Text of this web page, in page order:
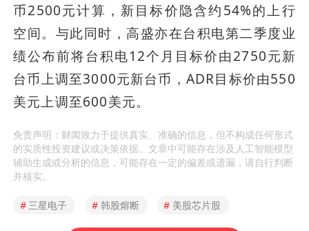
币2500元计算，新目标价隐含约54%的上行
空间。与此同时，高盛亦在台积电第二季度业
绩公布前将台积电12个月目标价由2750元新
台币上调至3000元新台币，ADR目标价由550
美元上调至600美元。
免责声明：财闻致力于提供真实、准确的信息，但不构成任何形式
的实质性投资建议或决策依据。文章中可能存在涉及人工智能模型
辅助生成或分析的信息，可能存在一定的偏差或遗漏，请自行判断
并核实。
# 三星电子 # 韩股熔断 # 美股芯片股